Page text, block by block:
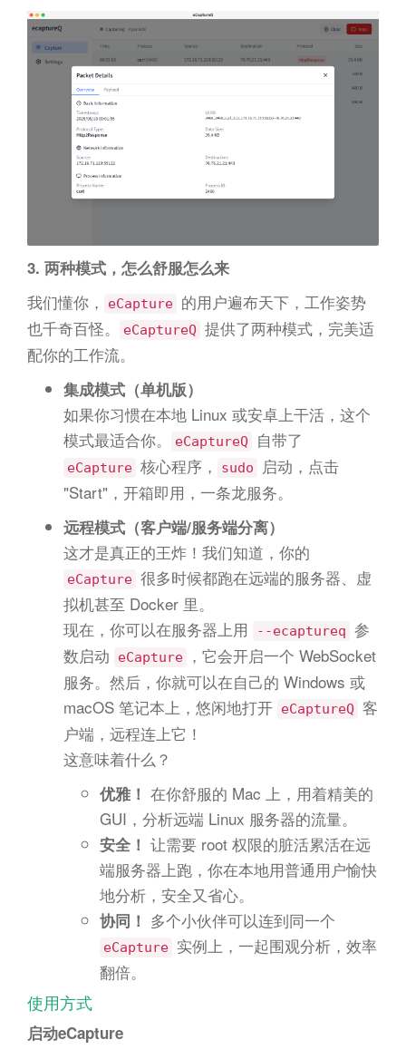
3. 两种模式，怎么舒服怎么来
我们懂你， eCapture 的用户遍布天下，工作姿势
也千奇百怪。
eCaptureQ 提供了两种模式，完美适
配你的工作流。
集成模式（单机版）
如果你习惯在本地 Linux 或安卓上干活，这个
模式最适合你。
eCaptureQ 自带了
eCapture 核心程序， sudo
启动，点击
"Start"，开箱即用，一条龙服务。
远程模式（客户端/服务端分离）
这才是真正的王炸！我们知道，你的
eCapture 很多时候都跑在远端的服务器、虚
拟机甚至 Docker 里。
现在，你可以在服务器上用
--ecaptureq 参
数启动
eCapture
，它会开启一个 WebSocket
服务。然后，你就可以在自己的 Windows 或
macOS 笔记本上，悠闲地打开 eCaptureQ 客
户端，远程连上它！
这意味着什么？
优雅！ 在你舒服的 Mac 上，用着精美的
GUI，分析远端 Linux 服务器的流量。
安全！ 让需要 root 权限的脏活累活在远
端服务器上跑，你在本地用普通用户愉快
地分析，安全又省心。
协同！ 多个小伙伴可以连到同一个
eCapture 实例上，一起围观分析，效率
翻倍。
使用方式
启动eCapture